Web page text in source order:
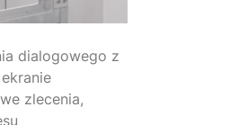
dialogowego z
zlecenia,